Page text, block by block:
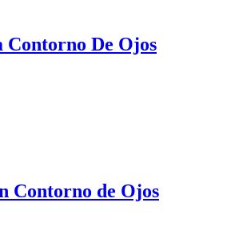
De Ojos
Contorno de Ojos